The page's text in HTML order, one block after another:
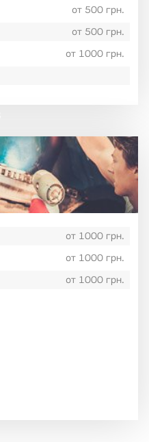
от 500 грн.
от 500 грн.
от 1000 грн.
от 1000 грн.
от 1000 грн.
от 1000 грн.